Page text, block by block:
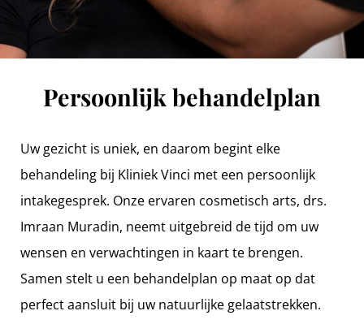
Persoonlijk behandelplan
Uw gezicht is uniek, en daarom begint elke
behandeling bij Kliniek Vinci met een persoonlijk
intakegesprek. Onze ervaren cosmetisch arts, drs.
Imraan Muradin, neemt uitgebreid de tijd om uw
wensen en verwachtingen in kaart te brengen.
Samen stelt u een behandelplan op maat op dat
perfect aansluit bij uw natuurlijke gelaatstrekken.